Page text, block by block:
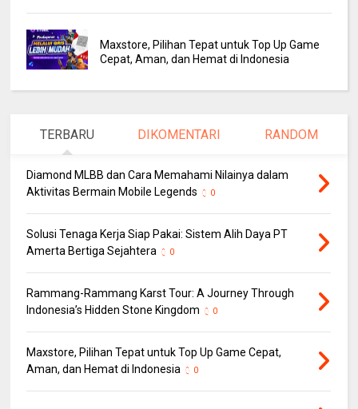
Maxstore, Pilihan Tepat untuk Top Up Game
Cepat, Aman, dan Hemat di Indonesia
TERBARU DIKOMENTARI RANDOM
Diamond MLBB dan Cara Memahami Nilainya dalam
Aktivitas Bermain Mobile Legends
0
Solusi Tenaga Kerja Siap Pakai: Sistem Alih Daya PT
Amerta Bertiga Sejahtera
0
Rammang-Rammang Karst Tour: A Journey Through
Indonesia’s Hidden Stone Kingdom
0
Maxstore, Pilihan Tepat untuk Top Up Game Cepat,
Aman, dan Hemat di Indonesia
0